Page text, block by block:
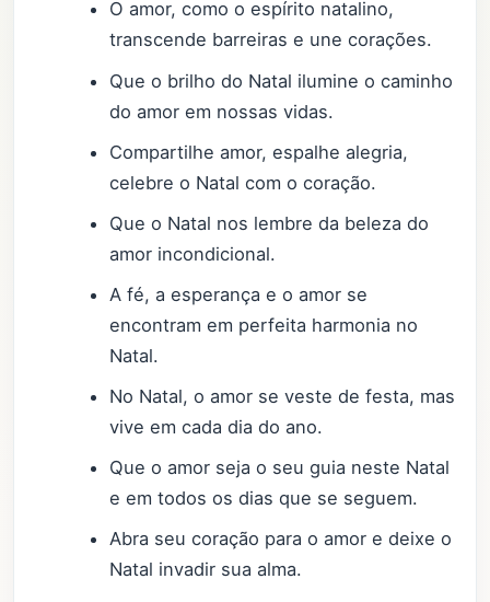
O amor, como o espírito natalino,
transcende barreiras e une corações.
Que o brilho do Natal ilumine o caminho
do amor em nossas vidas.
Compartilhe amor, espalhe alegria,
celebre o Natal com o coração.
Que o Natal nos lembre da beleza do
amor incondicional.
A fé, a esperança e o amor se
encontram em perfeita harmonia no
Natal.
No Natal, o amor se veste de festa, mas
vive em cada dia do ano.
Que o amor seja o seu guia neste Natal
e em todos os dias que se seguem.
Abra seu coração para o amor e deixe o
Natal invadir sua alma.